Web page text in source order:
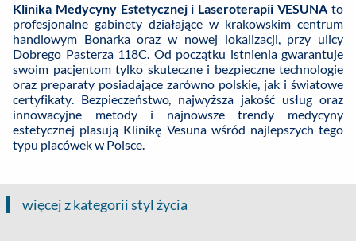
Klinika Medycyny Estetycznej i LaseroterapiiVESUNA to
profesjonalne gabinety działające w krakowskim centrum
handlowym Bonarka oraz w nowej lokalizacji, przy ulicy
Dobrego Pasterza 118C. Od początku istnienia gwarantuje
swoim pacjentom tylko skuteczne i bezpieczne technologie
oraz preparaty posiadające zarówno polskie, jak i światowe
certyfikaty. Bezpieczeństwo, najwyższa jakość usług oraz
innowacyjne metody i najnowsze trendy medycyny
estetycznej plasują Klinikę Vesuna wśród najlepszych tego
typu placówek w Polsce.
więcej z kategorii styl życia